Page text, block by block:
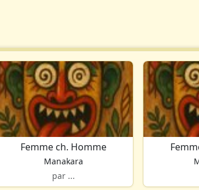
Femme ch. Homme
Manakara
par ...